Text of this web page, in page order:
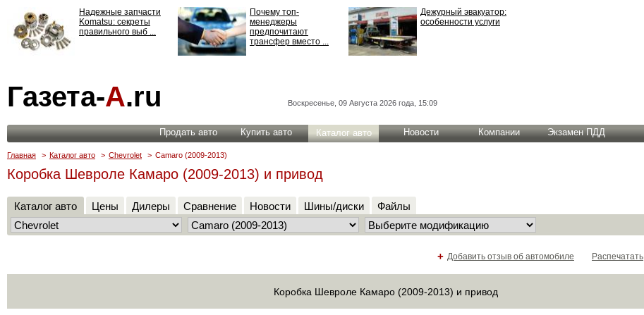
Надежные запчасти
Komatsu: секреты
правильного выб ...
Почему топ-
менеджеры
предпочитают
трансфер вместо ...
Дежурный эвакуатор:
особенности услуги
ответственности: все,
что нужно знать ...
Газета-А.ru Воскресенье, 09 Августа 2026 года, 15:09
Продать авто Купить авто Каталог авто Новости Компании Экзамен ПДД
Главная > Каталог авто > Chevrolet > Camaro (2009-2013)
Коробка Шевроле Камаро (2009-2013) и привод
Каталог авто Цены Дилеры Сравнение Новости Шины/диски Файлы
Распечатать
+ Добавить отзыв об автомобиле
Коробка Шевроле Камаро (2009-2013) и привод